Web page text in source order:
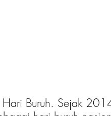
Hari Buruh. Sejak